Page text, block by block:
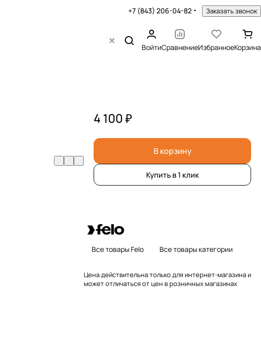
+7 (843) 206-04-82 Заказать звонок
ВойтиСравнениеИзбранноеКорзина
4 100 ₽
В корзину
Купить в 1 клик
Все товары Felo Все товары категории
Цена действительна только для интернет-магазина и
может отличаться от цен в розничных магазинах